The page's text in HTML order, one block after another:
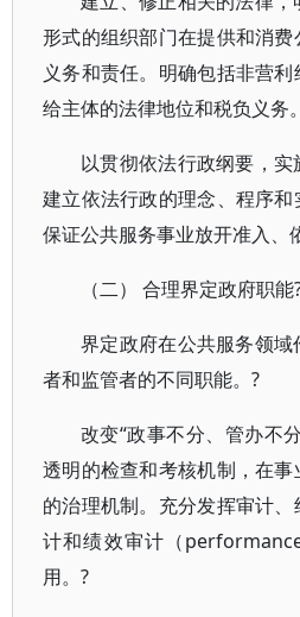
形式的组织部门在提供和消费
义务和责任。明确包括非营
给主体的法律地位和税负义务。
以贯彻依法行政纲要，实
建立依法行政的理念、程序
保证公共服务事业放开准入、
（二） 合理界定政府职能
界定政府在公共服务领
者和监管者的不同职能。?
改变“政事不分、管办不
透明的检查和考核机制，在
的治理机制。充分发挥审计
计和绩效审计（
用。?